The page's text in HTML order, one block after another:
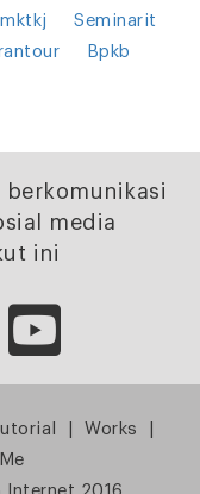
Seminarit
Bpkb
media
ini
Works